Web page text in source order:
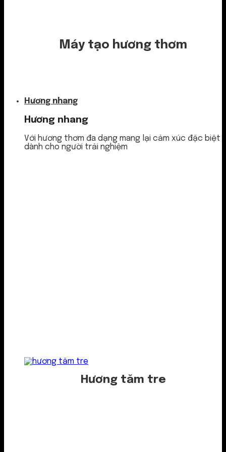
Máy tạo hương thơm
Hương nhang
Hương nhang
Với hương thơm đa dạng mang lại cảm xúc đặc biệt
dành cho người trải nghiệm
Hương tăm tre